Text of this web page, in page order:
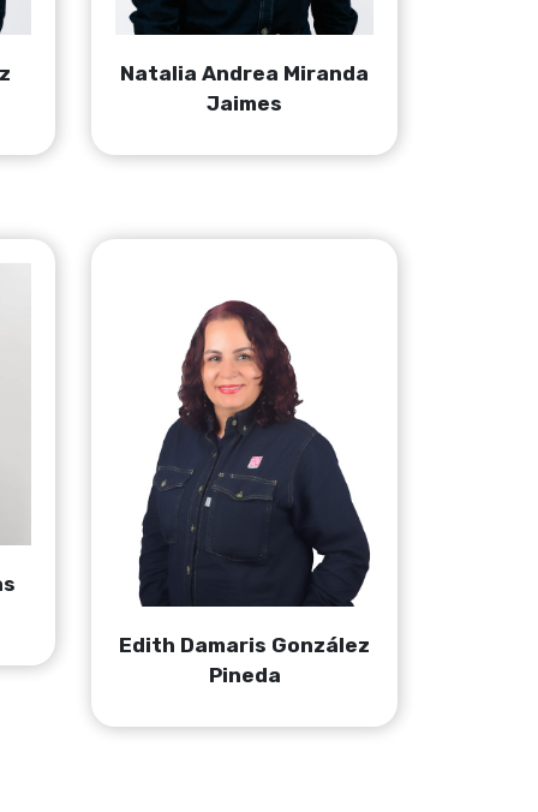
Natalia Andrea Miranda
Jaimes
Edith Damaris González
Pineda